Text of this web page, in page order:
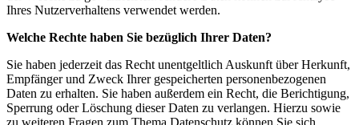
Ihres Nutzerverhaltens verwendet werden.
Welche Rechte haben Sie bezüglich Ihrer Daten?
Sie haben jederzeit das Recht unentgeltlich Auskunft über Herkunft,
Empfänger und Zweck Ihrer gespeicherten personenbezogenen
Daten zu erhalten. Sie haben außerdem ein Recht, die Berichtigung,
Sperrung oder Löschung dieser Daten zu verlangen. Hierzu sowie
zu weiteren Fragen zum Thema Datenschutz können Sie sich